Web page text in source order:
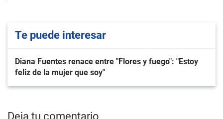
Te puede interesar
Diana Fuentes renace entre "Flores y fuego": "Estoy
feliz de la mujer que soy"
Deja tu comentario